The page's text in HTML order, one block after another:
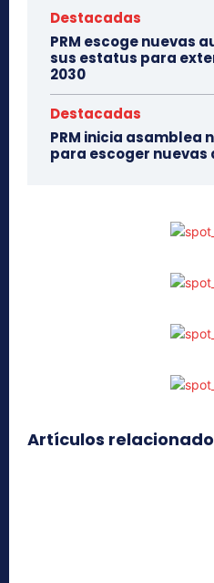
Destacadas
PRM escoge nuevas
sus estatus para
2030
Destacadas
PRM inicia asamblea
para escoger
Artículos